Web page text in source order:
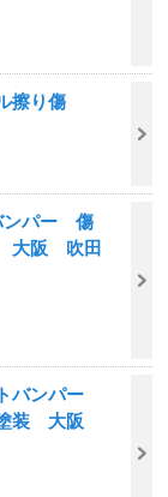
擦り傷
ンパー 傷
阪 吹田
バンパー
装 大阪